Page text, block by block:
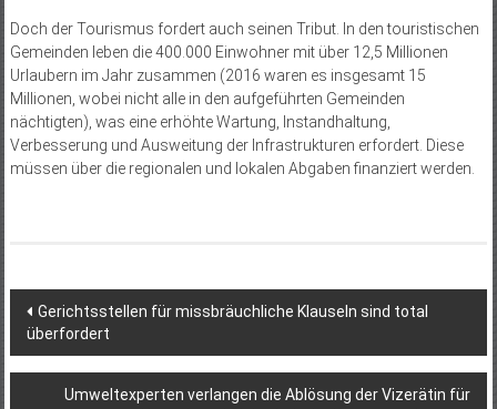
Doch der Tourismus fordert auch seinen Tribut. In den touristischen
Gemeinden leben die 400.000 Einwohner mit über 12,5 Millionen
Urlaubern im Jahr zusammen (2016 waren es insgesamt 15
Millionen, wobei nicht alle in den aufgeführten Gemeinden
nächtigten), was eine erhöhte Wartung, Instandhaltung,
Verbesserung und Ausweitung der Infrastrukturen erfordert. Diese
müssen über die regionalen und lokalen Abgaben finanziert werden.
Beitragsnavigation
Gerichtsstellen für missbräuchliche Klauseln sind total
überfordert
Umweltexperten verlangen die Ablösung der Vizerätin für